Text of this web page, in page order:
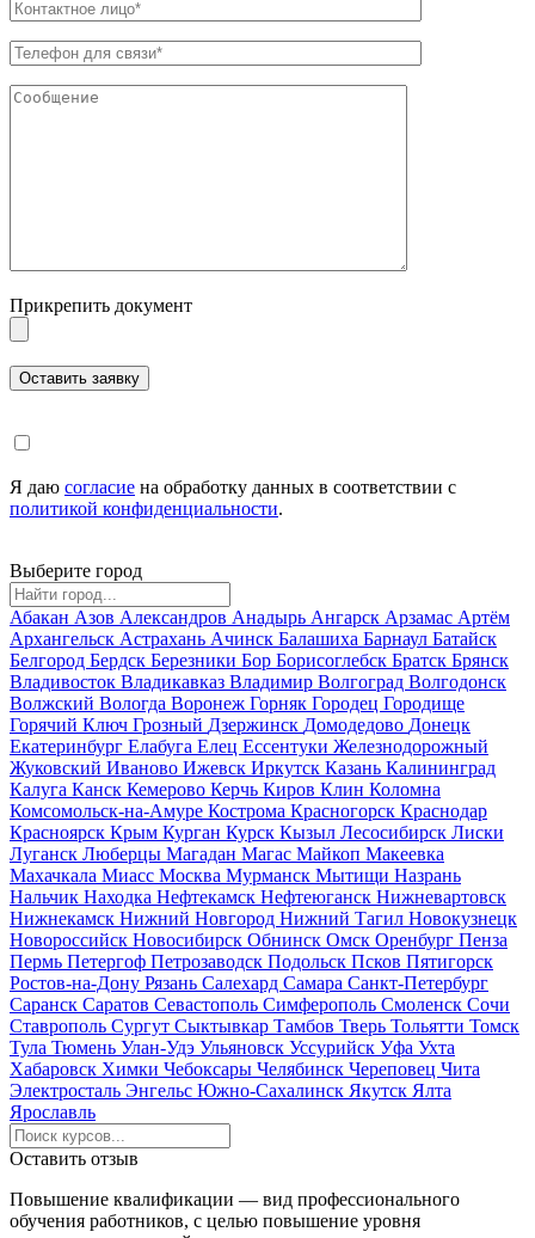
Прикрепить документ
Я даю согласие на обработку данных в соответствии с
политикой конфиденциальности.
Выберите город
Абакан Азов Александров Анадырь Ангарск Арзамас Артём
Архангельск Астрахань Ачинск Балашиха Барнаул Батайск
Белгород Бердск Березники Бор Борисоглебск Братск Брянск
Владивосток Владикавказ Владимир Волгоград Волгодонск
Волжский Вологда Воронеж Горняк Городец Городище
Горячий Ключ Грозный Дзержинск Домодедово Донецк
Екатеринбург Елабуга Елец Ессентуки Железнодорожный
Жуковский Иваново Ижевск Иркутск Казань Калининград
Калуга Канск Кемерово Керчь Киров Клин Коломна
Комсомольск-на-Амуре Кострома Красногорск Краснодар
Красноярск Крым Курган Курск Кызыл Лесосибирск Лиски
Луганск Люберцы Магадан Магас Майкоп Макеевка
Махачкала Миасс Москва Мурманск Мытищи Назрань
Нальчик Находка Нефтекамск Нефтеюганск Нижневартовск
Нижнекамск Нижний Новгород Нижний Тагил Новокузнецк
Новороссийск Новосибирск Обнинск Омск Оренбург Пенза
Пермь Петергоф Петрозаводск Подольск Псков Пятигорск
Ростов-на-Дону Рязань Салехард Самара Санкт-Петербург
Саранск Саратов Севастополь Симферополь Смоленск Сочи
Ставрополь Сургут Сыктывкар Тамбов Тверь Тольятти Томск
Тула Тюмень Улан-Удэ Ульяновск Уссурийск Уфа Ухта
Хабаровск Химки Чебоксары Челябинск Череповец Чита
Электросталь Энгельс Южно-Сахалинск Якутск Ялта
Ярославль
Оставить отзыв
Повышение квалификации — вид профессионального
обучения работников, с целью повышение уровня